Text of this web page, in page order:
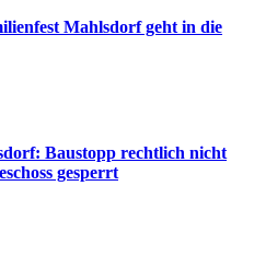
Mahlsdorf geht in die
Baustopp rechtlich nicht
gesperrt